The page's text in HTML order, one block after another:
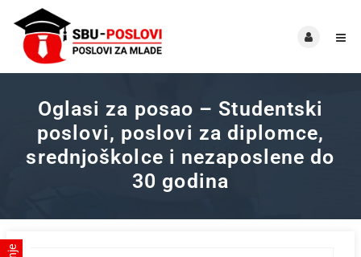
Oglasi za posao – Studentski
poslovi, poslovi za diplomce,
srednjoškolce i nezaposlene do
30 godina